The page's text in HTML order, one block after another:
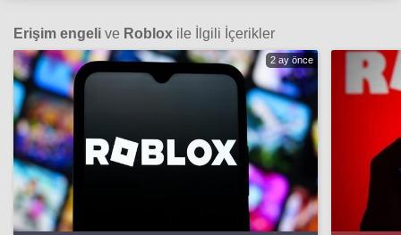
Erişim engeli ve Roblox ile İlgili İçerikler
2 ay önce